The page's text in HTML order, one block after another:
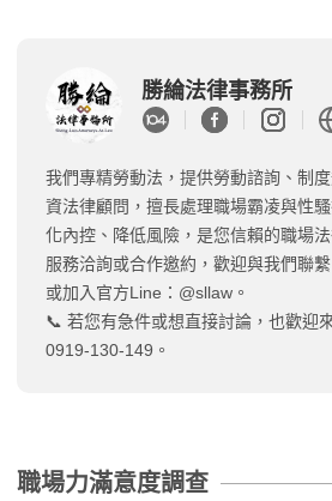
勝綸法律事務所
我們專精勞動法，提供勞動諮詢、制
資法律顧問，擅長處理職場霸凌與性
化內控、降低風險，是您信賴的職場法
服務洽詢或合作邀約，歡迎與我們聯
或加入官方Line：@sllaw。
📞 若您有急件或想直接討論，也歡迎
0919-130-149。
職場力滿意度調查